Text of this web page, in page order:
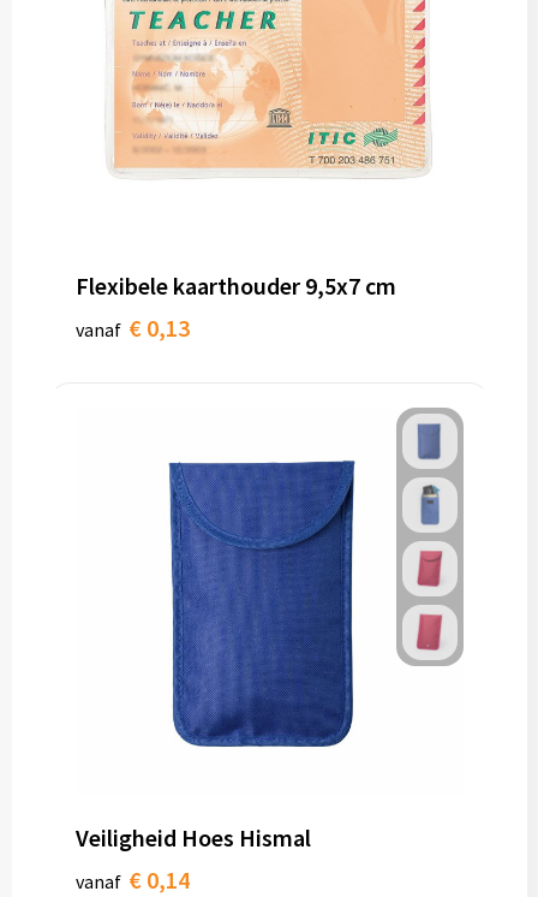
Flexibele kaarthouder 9,5x7 cm
vanaf € 0,13
Veiligheid Hoes Hismal
vanaf € 0,14